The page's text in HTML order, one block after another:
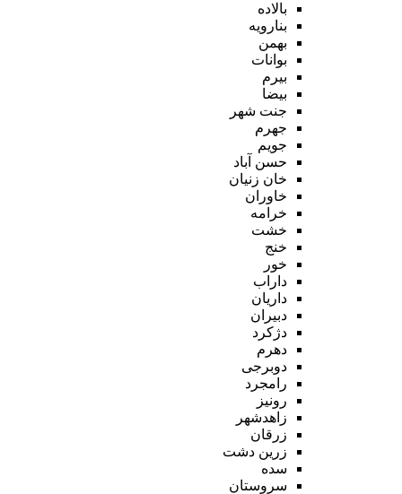
بالاده
بنارویه
بهمن
بوانات
بیرم
بیضا
جنت شهر
جهرم
جویم
حسن آباد
خان زنیان
خاوران
خرامه
خشت
خنج
خور
داراب
داریان
دبیران
دژکرد
دهرم
دوبرجی
رامجرد
رونیز
زاهدشهر
زرقان
زرین دشت
سده
سروستان